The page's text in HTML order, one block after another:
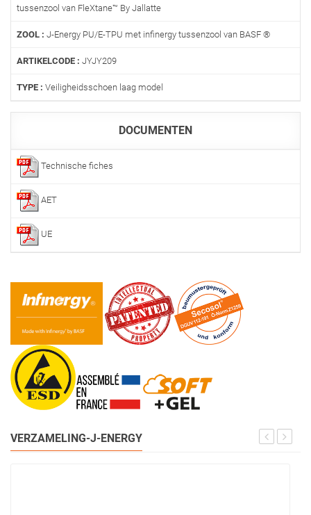
tussenzool van FleXtane™ By Jallatte
ZOOL : J-Energy PU/E-TPU met infinergy tussenzool van BASF ®
ARTIKELCODE : JYJY209
TYPE : Veiligheidsschoen laag model
DOCUMENTEN
Technische fiches
AET
UE
VERZAMELING-J-ENERGY